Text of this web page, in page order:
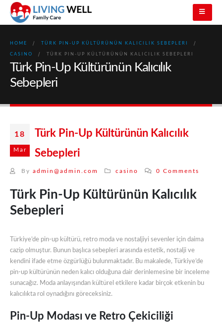
HOME TÜRK PIN-UP KÜLTÜRÜNÜN KALICILIK SEBEPLERI
CASINO TÜRK PIN-UP KÜLTÜRÜNÜN KALICILIK SEBEPLERI
Türk Pin-Up Kültürünün Kalıcılık
Sebepleri
18
Mar
Türk Pin-Up Kültürünün Kalıcılık
Sebepleri
By admin@admin.com casino 0 Comments
Türk Pin-Up Kültürünün Kalıcılık
Sebepleri
Türkiye’de pin-up kültürü, retro moda ve nostaljiyi sevenler için daima
cazip olmuştur. Bunun başlıca sebepleri arasında estetik, nostalji ve
kendini ifade etme özgürlüğü bulunmaktadır. Bu makalede, Türkiye’de
pin-up kültürünün neden kalıcı olduğuna dair derinlemesine bir inceleme
sunacağız. Moda anlayışından kültürel etkilere kadar birçok etkenin bu
kalıcılıkta rol oynadığını göreceksiniz.
Pin-Up Modası ve Retro Çekiciliği